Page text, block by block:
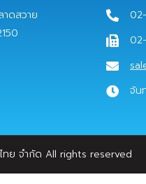
ดสวาย
จัน
ย จํากัด All rights reserved